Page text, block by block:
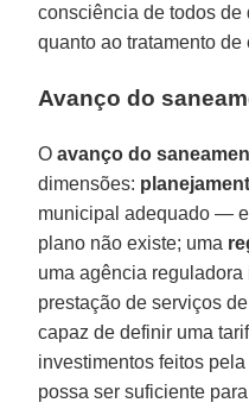
consciência de todos de
quanto ao tratamento
Avanço do
O avanço do
dimensões:
municipal adequado —
plano não existe; uma
uma agência
prestação de serviços
capaz de definir uma
investimentos feitos
possa ser suficiente